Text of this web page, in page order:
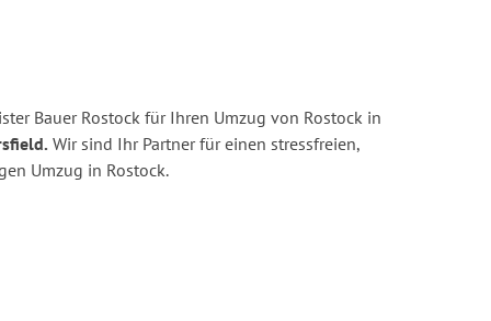
Bauer Rostock für Ihren Umzug von Rostock in
Wir sind Ihr Partner für einen stressfreien,
Umzug in Rostock.